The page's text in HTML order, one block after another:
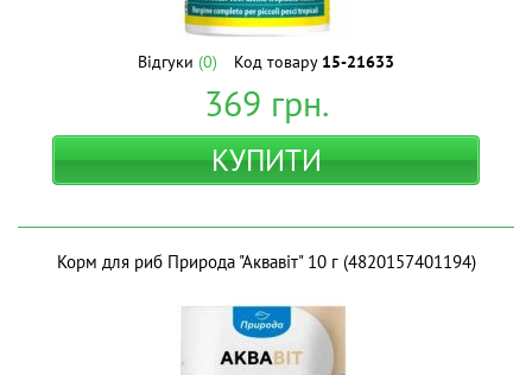
Відгуки (0) Код товару 15-21633
369 грн.
КУПИТИ
Корм для риб Природа "Аквавіт" 10 г (4820157401194)